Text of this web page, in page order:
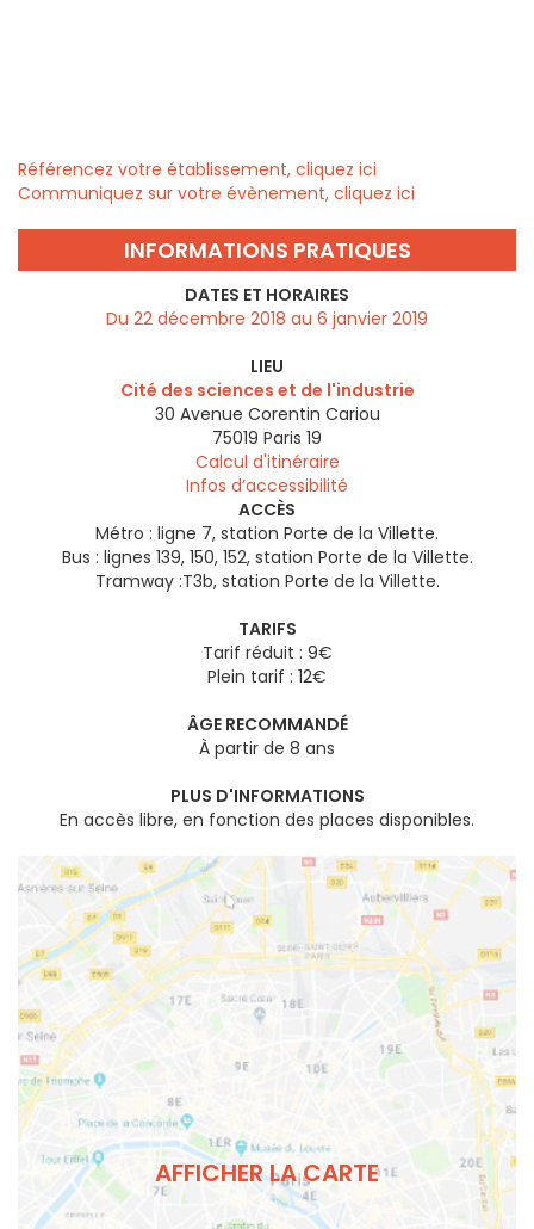
Référencez votre établissement, cliquez ici
Communiquez sur votre évènement, cliquez ici
INFORMATIONS PRATIQUES
DATES ET HORAIRES
Du 22 décembre 2018 au 6 janvier 2019
LIEU
Cité des sciences et de l'industrie
30 Avenue Corentin Cariou
75019 Paris 19
Calcul d'itinéraire
Infos d’accessibilité
ACCÈS
Métro : ligne 7, station Porte de la Villette.
Bus : lignes 139, 150, 152, station Porte de la Villette.
Tramway :T3b, station Porte de la Villette.
TARIFS
Tarif réduit : 9€
Plein tarif : 12€
ÂGE RECOMMANDÉ
À partir de 8 ans
PLUS D'INFORMATIONS
En accès libre, en fonction des places disponibles.
AFFICHER LA CARTE